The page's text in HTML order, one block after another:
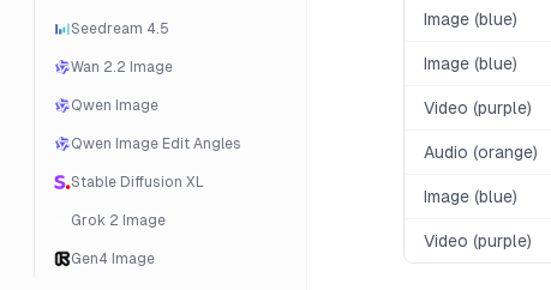
Seedream 4.5
Wan 2.2 Image
Qwen Image
Qwen Image Edit Angles
Stable Diffusion XL
Grok 2 Image
Gen4 Image
Image (blue)
Image (blue)
Video (purple)
Audio (orange)
Image (blue)
Video (purple)